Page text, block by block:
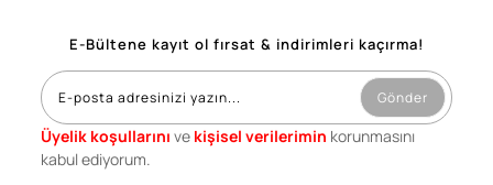
E-Bültene kayıt ol fırsat & indirimleri kaçırma!
Gönder
Üyelik koşullarını ve kişisel verilerimin korunmasını
kabul ediyorum.